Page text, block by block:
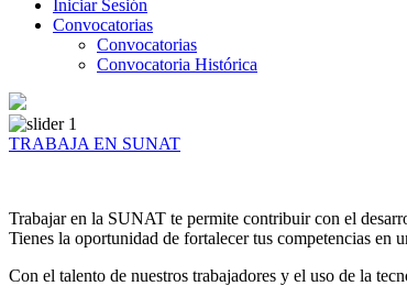
Iniciar Sesión
Convocatorias
Convocatorias
Convocatoria Histórica
TRABAJA EN SUNAT
Trabajar en la SUNAT te permite contribuir con el
Tienes la oportunidad de fortalecer tus competencias en
Con el talento de nuestros trabajadores y el uso de la